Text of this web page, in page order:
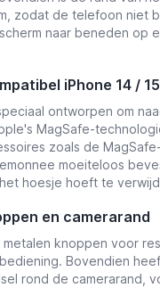
zodat de telefoon niet
naar beneden op
iPhone 14 /
ontworpen om
MagSafe-
zoals de
moeiteloos
hoesje hoeft te
en camerarand
knoppen voor
Bovendien
rond de camerarand,